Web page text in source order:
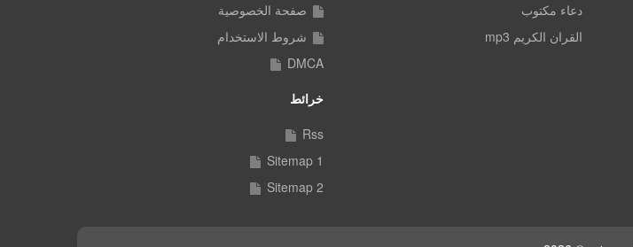
دعاء مكتوب
القران الكريم mp3
صفحة الخصوصية
شروط الاستخدام
DMCA
خرائط
Rss
Sitemap 1
Sitemap 2